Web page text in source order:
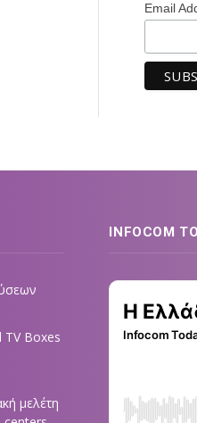
Email
TV Boxes
μελέτη
INFOCOM